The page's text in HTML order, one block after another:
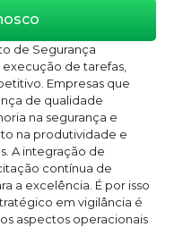
de Segurança
de tarefas,
Empresas que
de qualidade
na segurança e
na produtividade e
A integração de
contínua de
a excelência. É por isso
em vigilância é
aspectos operacionais